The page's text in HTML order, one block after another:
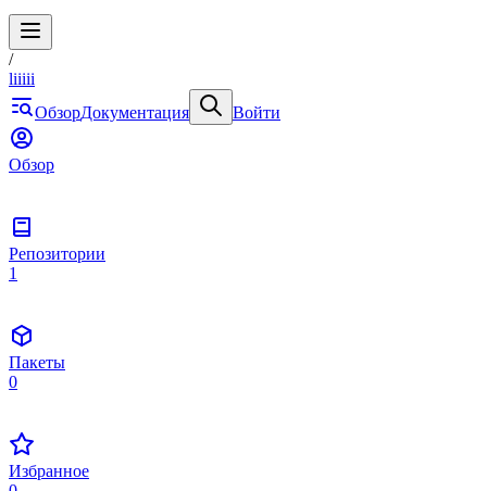
/
liiiii
ОбзорДокументация Войти
Обзор
Репозитории
1
Пакеты
0
Избранное